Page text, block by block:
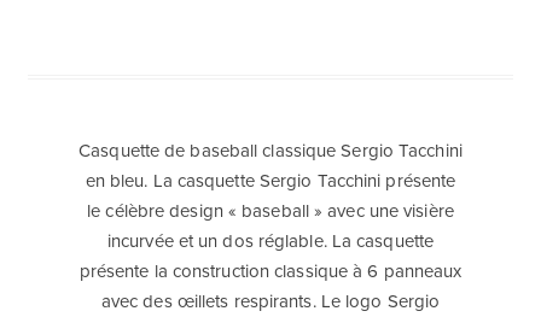
Casquette de baseball classique Sergio Tacchini
en bleu. La casquette Sergio Tacchini présente
le célèbre design « baseball » avec une visière
incurvée et un dos réglable. La casquette
présente la construction classique à 6 panneaux
avec des œillets respirants. Le logo Sergio